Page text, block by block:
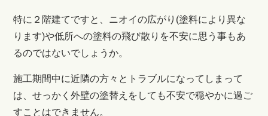
特に２階建てですと、ニオイの広がり(塗料により異な
ります)や低所への塗料の飛び散りを不安に思う事もあ
るのではないでしょうか。
施工期間中に近隣の方々とトラブルになってしまって
は、せっかく外壁の塗替えをしても不安で穏やかに過ご
すことはできません。